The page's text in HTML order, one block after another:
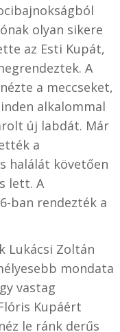
olyan sikere
az Esti Kupát,
A
a meccseket,
alkalommal
új labdát. Már
a
halálát követően
lett. A
ban rendezték a
Lukácsi Zoltán
mondata
vastag
Kupáért
le ránk derűs